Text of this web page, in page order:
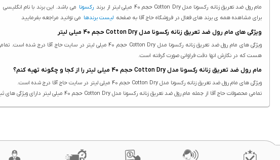
مام رول ضد تعریق زنانه رکسونا مدل Cotton Dry حجم 40 میلی لیتر از برند رکسونا می باشد. این برند با نام انگلیسی
برای مشاهده همه ی برند های فعال در فروشگاه حاج آقا به صفحه لیست برندها می توانید مراجعه بفرمایید
ویژگی های مام رول ضد تعریق زنانه رکسونا مدل Cotton Dry حجم 40 میلی لیتر
هست که در نگارش انها دقت فراوانی صورت گرفته است.
مام رول ضد تعریق زنانه رکسونا مدل Cotton Dry حجم 40 میلی لیتر را از کجا و چگونه تهیه کنم؟
ویژگی های مام رول ضد تعریق زنانه رکسونا مدل Cotton Dry حجم 40 میلی لیتر در سایت حاج آقا درج شده است.
تمامی محصولات حاج آقا از جمله مام رول ضد تعریق زنانه رکسونا مدل Cotton Dry حجم 40 میلی لیتر دارای ویژگی های ثبت شده هستند. درج ویژگی محصولات یکی از بخش هایی هست که در نگارش انها دقت فراوانی صورت گرفته است.